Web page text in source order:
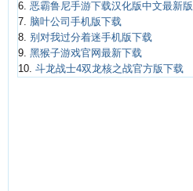
6. 恶霸鲁尼手游下载汉化版中文最新版
7. 脑叶公司手机版下载
8. 别对我过分着迷手机版下载
9. 黑猴子游戏官网最新下载
10. 斗龙战士4双龙核之战官方版下载